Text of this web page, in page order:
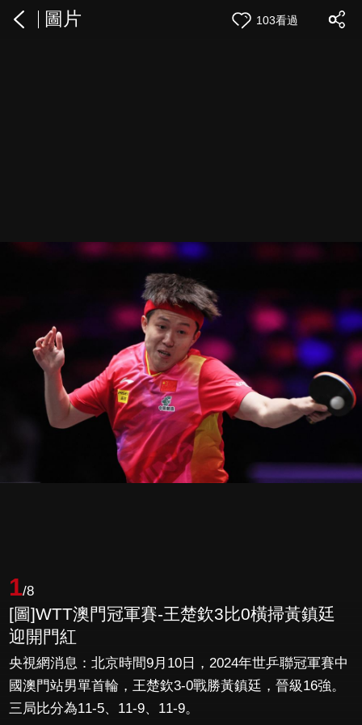
圖片 103看過
1/8
[圖]WTT澳門冠軍賽-王楚欽3比0橫掃黃鎮廷
迎開門紅
央視網消息：北京時間9月10日，2024年世乒聯冠軍賽中
國澳門站男單首輪，王楚欽3-0戰勝黃鎮廷，晉級16強。
三局比分為11-5、11-9、11-9。